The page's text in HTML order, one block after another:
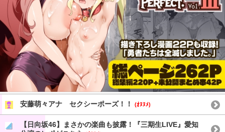
安藤萌々アナ セクシーポーズ！！ (ｵﾇﾇﾒ)
【日向坂46】まさかの楽曲も披露！『三期生LIVE』愛知